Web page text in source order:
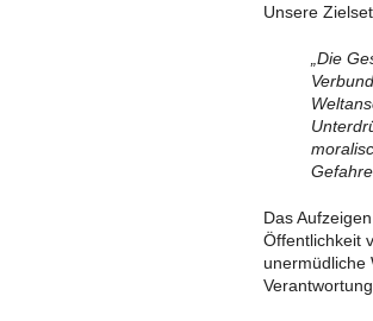
Unsere
„Die
Das
Öffentlichkeit
unermüdliche